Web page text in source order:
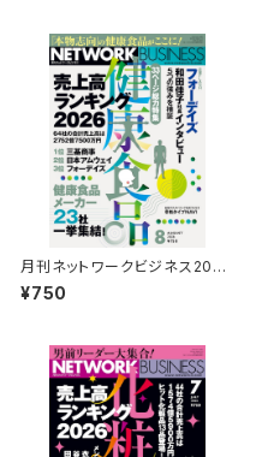
月刊ネットワークビジネス2026
年8月号
¥750